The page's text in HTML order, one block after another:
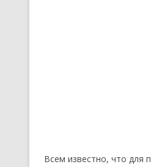
Всем известно, что для